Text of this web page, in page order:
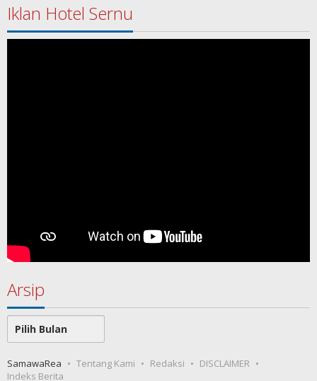
Iklan Hotel Sernu
Arsip
Arsip
SamawaRea Tentang Kami Redaksi
DISCLAIMER
Indeks Berita